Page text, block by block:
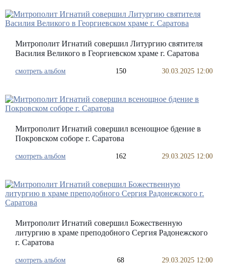
Митрополит Игнатий совершил Литургию святителя
Василия Великого в Георгиевском храме г. Саратова
смотреть альбом 150 30.03.2025 12:00
Митрополит Игнатий совершил всенощное бдение в
Покровском соборе г. Саратова
смотреть альбом 162 29.03.2025 12:00
Митрополит Игнатий совершил Божественную
литургию в храме преподобного Сергия Радонежского
г. Саратова
смотреть альбом 68 29.03.2025 12:00